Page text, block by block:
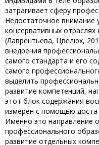
затрагивает сферу
Недостаточное внимание
консервативных
(Лаврентьева, Цвелюх,
внедрения
самого стандарта и его
самого
выделить
развитие компетенций,
этот блок содержания
измерен с помощью
Именно это направление
профессионального
развитие отдельных